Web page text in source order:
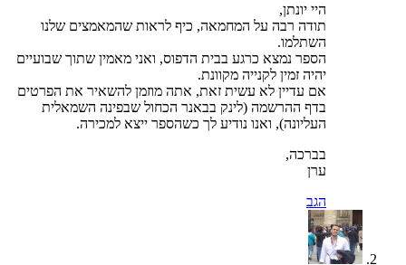
היי יונתן,
תודה רבה על המחמאה, כיף לראות שהמאמצים שלנו
השתלמו.
הספר נמצא כרגע בבית הדפוס, ואני מאמין שתוך שבועיים
יהיה זמין לקנייה מקוונת.
אם עדיין לא עשית זאת, אתה מוזמן להשאיר את הפרטים
בדף ההרשמה (לינק בבאנר הכחול שבפינה השמאלית
העליונה), ואנו נודיע לך כשהספר ייצא למכירה.
בברכה,
ערן
הגב